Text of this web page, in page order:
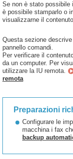
Se non è stato possibile
è possibile stamparlo o
visualizzarne il
Questa sezione
pannello comandi.
Per verificare il
da un computer. Per
utilizzare la IU remota.
remota
Preparazioni
Configurare le
macchina i fax
backup